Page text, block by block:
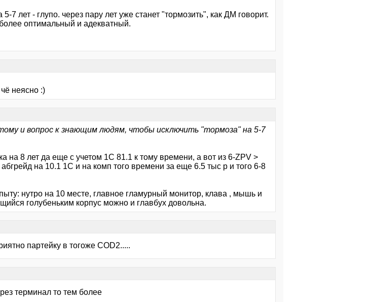
7 лет - глупо. через пару лет уже станет "тормозить", как ДМ говорит.
оптимальный и адекватный.
неясно :)
и вопрос к знающим людям, чтобы исключить "тормоза" на 5-7
на 8 лет да еще с учетом 1С 81.1 к тому времени, а вот из 6-ZPV >
на 10.1 1С и на комп того времени за еще 6.5 тыс р и того 6-8
нутро на 10 месте, главное гламурный монитор, клава , мышь и
голубеньким корпус можно и главбух довольна.
партейку в тогоже COD2.....
терминал то тем более